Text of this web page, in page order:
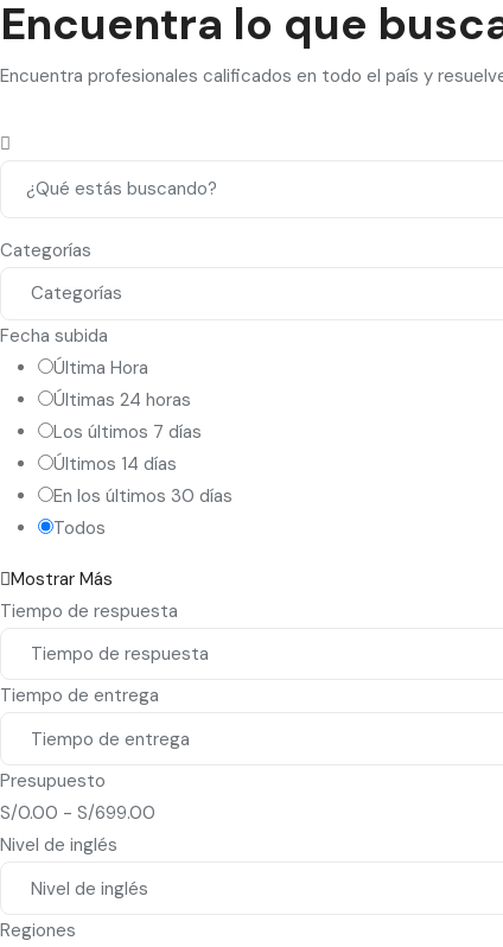
Encuentra lo que
Encuentra profesionales calificados en todo el país y
Categorías
Fecha subida
Última Hora
Últimas 24 horas
Los últimos 7 días
Últimos 14 días
En los últimos 30 días
Todos
Mostrar Más
Tiempo de respuesta
Tiempo de entrega
Presupuesto
S/0.00 - S/699.00
Nivel de inglés
Regiones